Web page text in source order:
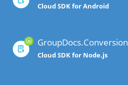
Cloud SDK for Android
GroupDocs.Conversion
Cloud SDK for Node.js